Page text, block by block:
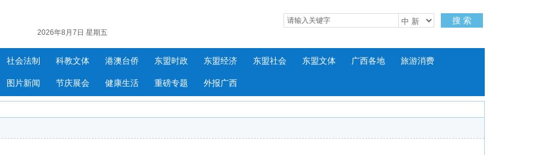
2026年8月7日 星期五
搜 索
社会法制 科教文体 港澳台侨 东盟时政 东盟经济 东盟社会 东盟文体 广西各地 旅游消费
图片新闻 节庆展会 健康生活 重磅专题 外报广西